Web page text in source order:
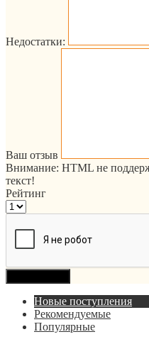
Недостатки:
Ваш отзыв
Внимание: HTML не
текст!
Рейтинг
Новые поступления
Рекомендуемые
Популярные